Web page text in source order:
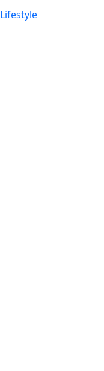
Lifestyle